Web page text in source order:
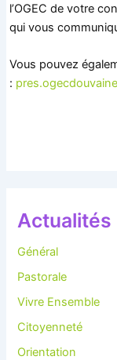
l’OGEC de votre
qui vous
Vous pouvez
:
Actualités
Général
Pastorale
Vivre Ensemble
Citoyenneté
Orientation